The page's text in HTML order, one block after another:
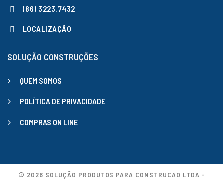
(86) 3223.7432
LOCALIZAÇÃO
SOLUÇÃO CONSTRUÇÕES
QUEM SOMOS
POLÍTICA DE PRIVACIDADE
COMPRAS ON LINE
© 2026 SOLUÇÃO PRODUTOS PARA CONSTRUCAO LTDA -